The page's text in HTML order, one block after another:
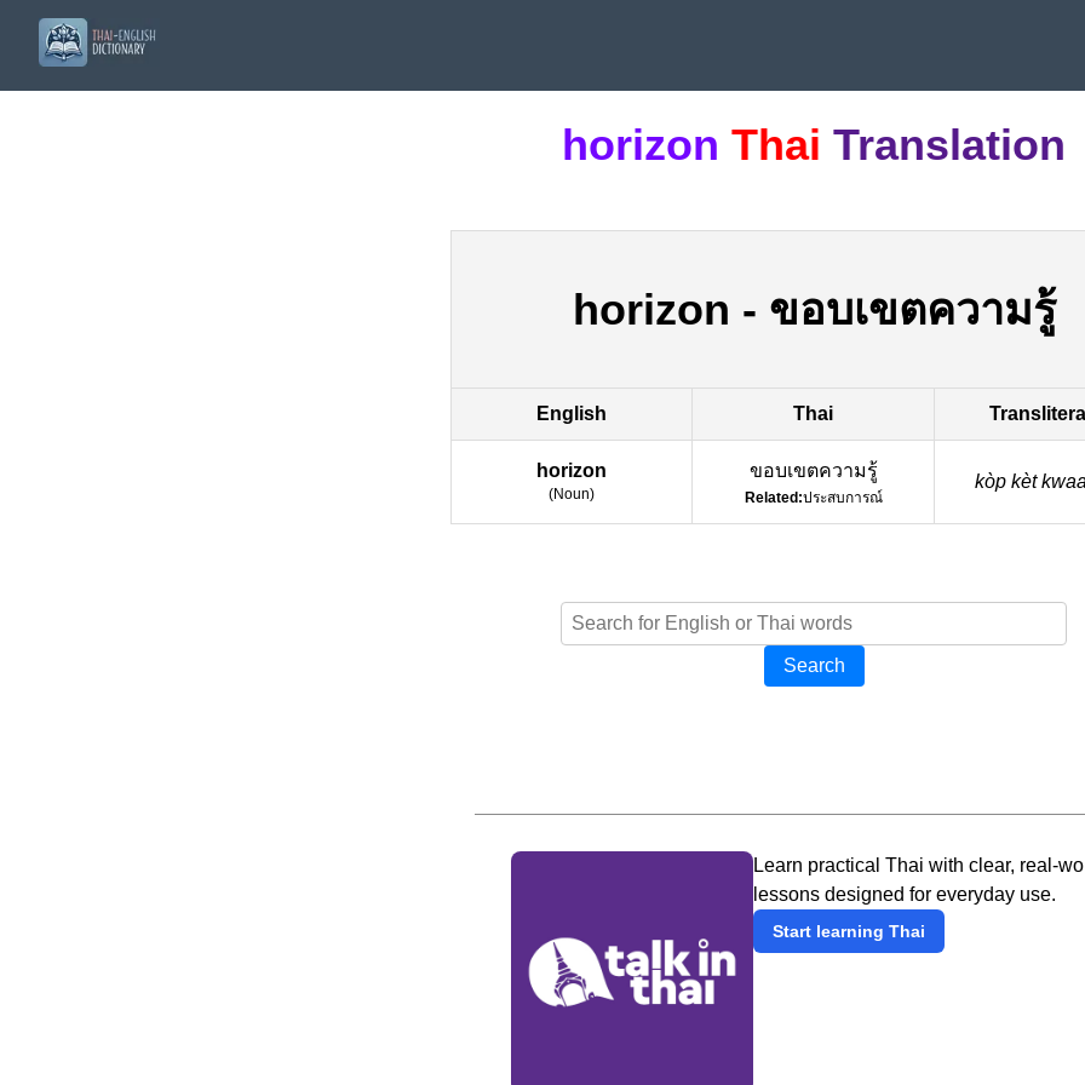
horizon Thai Translation
horizon - ขอบเขตความรู้
English Thai
horizon
(Noun)
ขอบเขตความรู้
Related:ประสบการณ์
kòp kèt
Search
Learn practical Thai with clear, real-
lessons designed for everyday use.
Start learning Thai